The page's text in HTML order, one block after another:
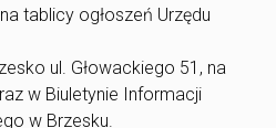
tablicy ogłoszeń Urzędu
ul. Głowackiego 51, na
w Biuletynie Informacji
w Brzesku.